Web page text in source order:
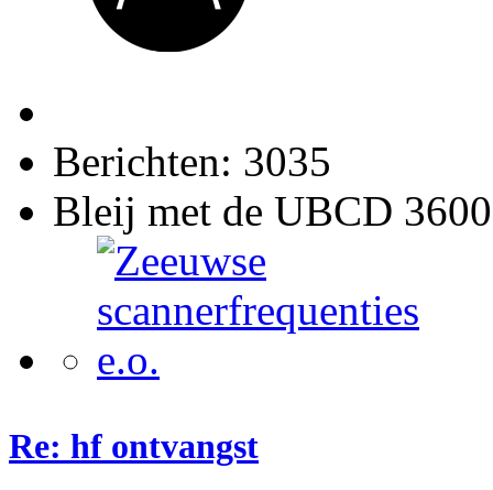
Berichten: 3035
Bleij met de UBCD 3600
Re: hf ontvangst